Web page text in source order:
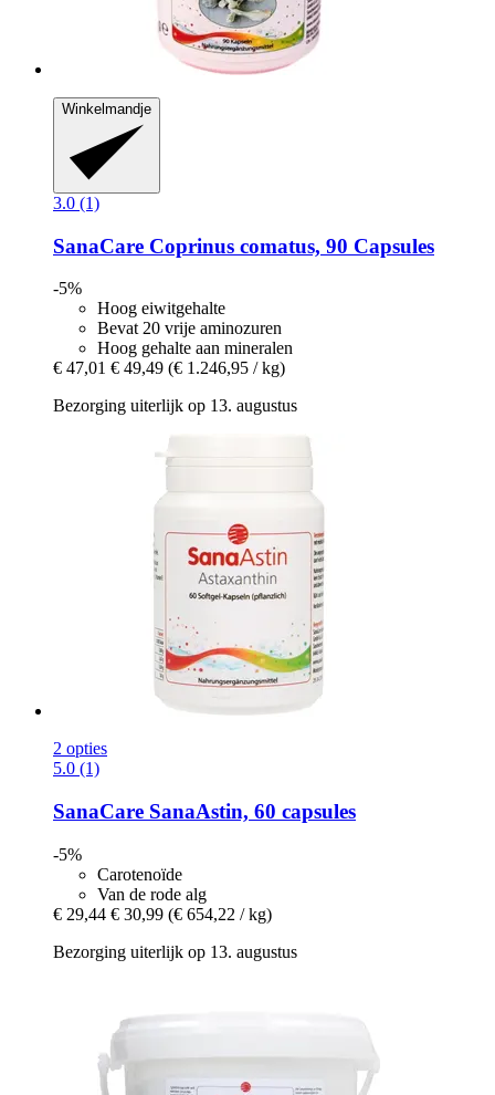
Winkelmandje
3.0 (1)
SanaCare Coprinus comatus, 90 Capsules
-5%
Hoog eiwitgehalte
Bevat 20 vrije aminozuren
Hoog gehalte aan mineralen
€ 47,01 € 49,49 (€ 1.246,95 / kg)
Bezorging uiterlijk op 13. augustus
2 opties
5.0 (1)
SanaCare SanaAstin, 60 capsules
-5%
Carotenoïde
Van de rode alg
€ 29,44 € 30,99 (€ 654,22 / kg)
Bezorging uiterlijk op 13. augustus